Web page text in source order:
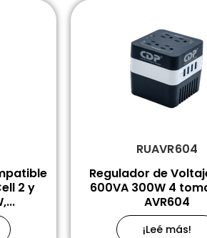
2 y
RUAVR604
Regulador de
600VA 300W 4
AVR604
¡Leé más!